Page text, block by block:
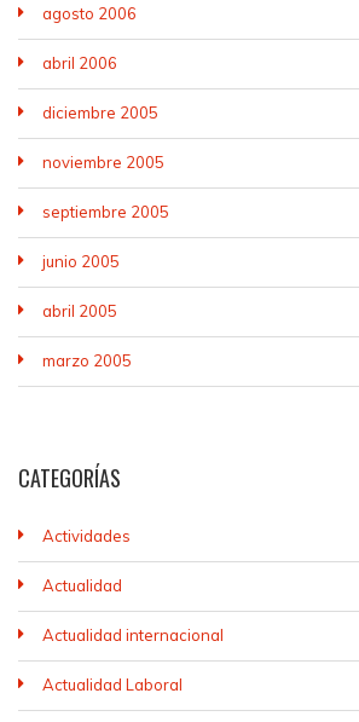
agosto 2006
abril 2006
diciembre 2005
noviembre 2005
septiembre 2005
junio 2005
abril 2005
marzo 2005
CATEGORÍAS
Actividades
Actualidad
Actualidad internacional
Actualidad Laboral